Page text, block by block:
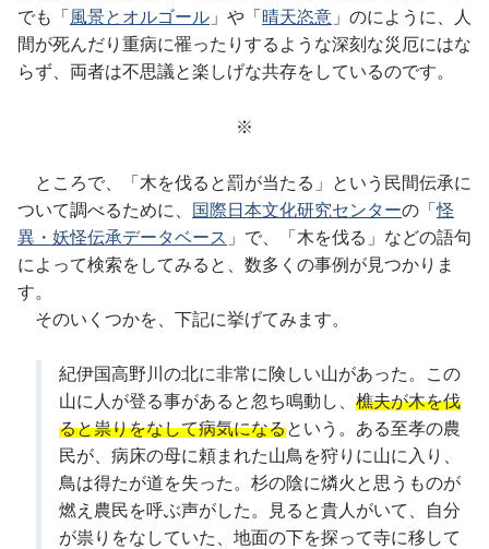
でも「 風景とオルゴール 」や「 晴天恣意 」のにように、人
間が死んだり重病に罹ったりするような深刻な災厄にはな
らず、両者は不思議と楽しげな共存をしているのです。
※
ところで、「木を伐ると罰が当たる」という民間伝承に
ついて調べるために、
国際日本文化研究センターの「怪
異・妖怪伝承データベース 」で、「木を伐る」などの語句
によって検索をしてみると、数多くの事例が見つかりま
す。
そのいくつかを、下記に挙げてみます。
紀伊国高野川の北に非常に険しい山があった。この
山に人が登る事があると忽ち鳴動し、樵夫が木を伐
ると祟りをなして病気になるという。ある至孝の農
民が、病床の母に頼まれた山鳥を狩りに山に入り、
鳥は得たが道を失った。杉の陰に燐火と思うものが
燃え農民を呼ぶ声がした。見ると貴人がいて、自分
が祟りをなしていた、地面の下を探って寺に移して